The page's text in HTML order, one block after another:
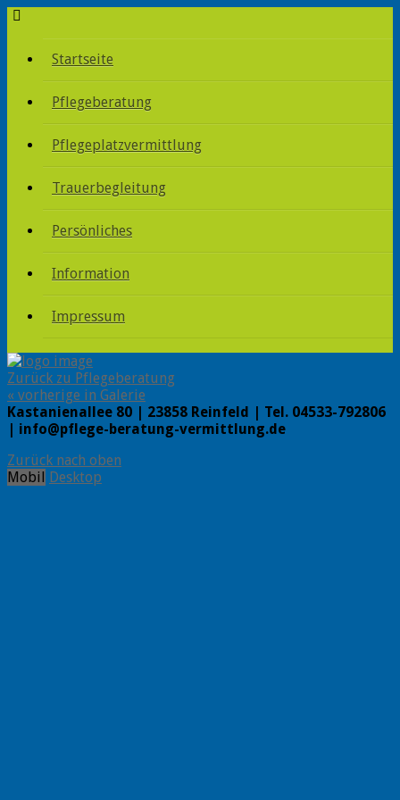
Startseite
Pflegeberatung
Pflegeplatzvermittlung
Trauerbegleitung
Persönliches
Information
Impressum
Zurück zu Pflegeberatung
« vorherige in Galerie
Kastanienallee 80 | 23858 Reinfeld | Tel. 04533-792806
| info@pflege-beratung-vermittlung.de
Zurück nach oben
Mobil Desktop